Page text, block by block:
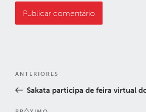
Post
Post
anterior
ANTERIORES
Sakata participa de feira virtual